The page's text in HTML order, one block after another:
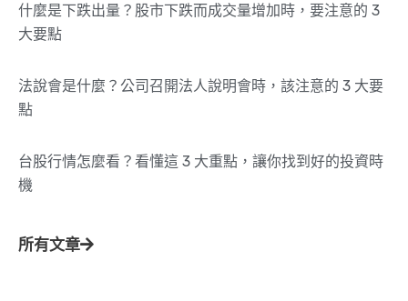
什麼是下跌出量？股市下跌而成交量增加時，要注意的 3
大要點
法說會是什麼？公司召開法人說明會時，該注意的 3 大要
點
台股行情怎麼看？看懂這 3 大重點，讓你找到好的投資時
機
所有文章